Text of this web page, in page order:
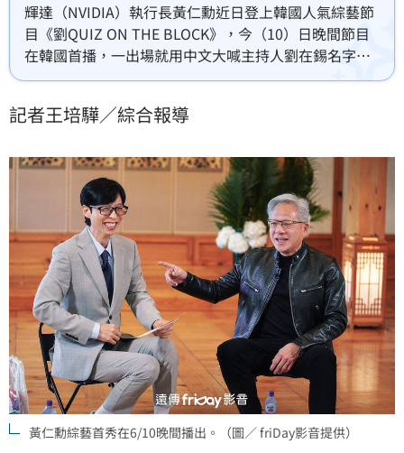
輝達（NVIDIA）執行長黃仁勳近日登上韓國人氣綜藝節
目《劉QUIZ ON THE BLOCK》，今（10）日晚間節目
在韓國首播，一出場就用中文大喊主持人劉在錫名字，
瞬間炒熱現場氣氛。節目中除了分享創業歷程，也談及
記者王培驊／綜合報導
黃仁勳綜藝首秀在6/10晚間播出。（圖／ friDay影音提供）